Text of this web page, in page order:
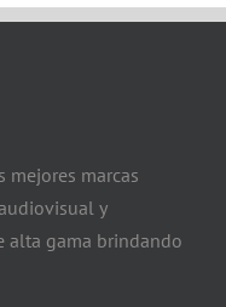
mejores marcas
y
alta gama brindando